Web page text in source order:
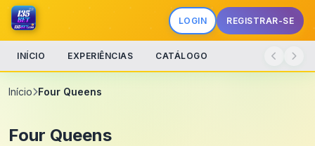
LOGIN REGISTRAR-SE
INÍCIO EXPERIÊNCIAS CATÁLOGO
Início Four Queens
Four Queens